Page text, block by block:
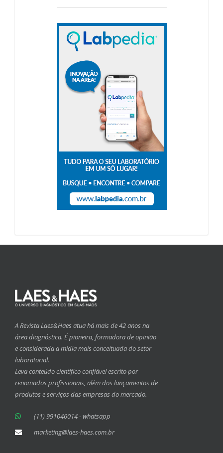
A Revista Laes&Haes atua há mais de 42 anos na
área diagnóstica. É pioneira, formadora de opinião
e considerada a mídia mais conceituada do setor
laboratorial.
Leva conteúdo científico confiável escrito por
renomados profissionais, além dos lançamentos de
produtos e serviços das empresas do mercado.
(11) 991046014 - whatsapp
marketing@laes-haes.com.br